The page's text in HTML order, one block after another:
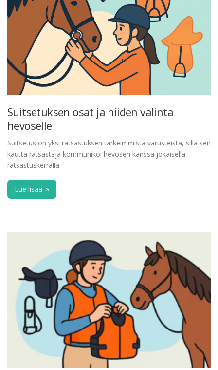
Suitsetuksen osat ja niiden valinta
hevoselle
Suitsetus on yksi ratsastuksen tärkeimmistä varusteista, sillä sen
kautta ratsastaja kommunikoi hevosen kanssa jokaisella
ratsastuskerralla.
Lue lisää »